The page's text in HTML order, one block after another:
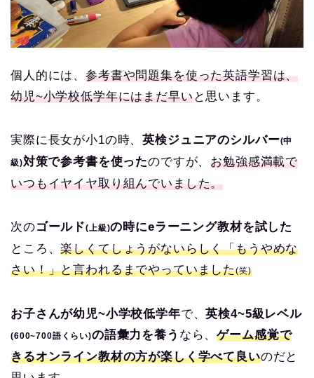
個人的には、参考書や問題集を使った英語学習は、
幼児~小学校低学年にはまだ早いと思います。
実際に長女が小1の時、英検ジュニアのシルバー(中
級)対策で参考書を使ったのですが、お勉強感満載で
いつもイヤイヤ取り組んでいました。
次のゴールド(上級)の時にeラーニング教材を試した
ところ、楽しくてしょうがないらしく「もうやめな
さい！」と言われるまでやっていました(笑)
お子さんが幼児~小学校低学年で、英検4~5級レベル
(600~700語くらい)の語彙力を養う なら、ゲーム感覚で
きるオンライン教材の方が楽しく学べて良いのだと